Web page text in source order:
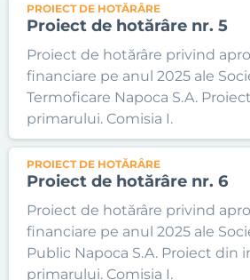
PROIECT DE HOTĂRÂRE
Proiect de hotărâre nr. 5
Proiect de hotărâre privind
financiare pe anul 2025 ale
Termoficare Napoca S.A.
primarului. Comisia I.
PROIECT DE HOTĂRÂRE
Proiect de hotărâre nr. 6
Proiect de hotărâre privind
financiare pe anul 2025 ale
Public Napoca S.A. Proiect din
primarului. Comisia I.